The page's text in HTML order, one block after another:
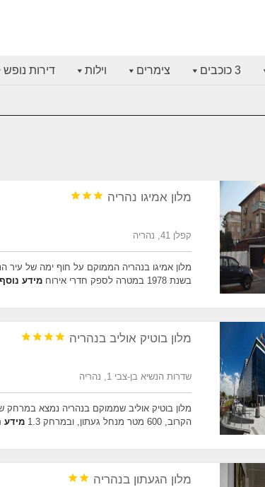
3 כוכבים צימרים וילות דירות נופש
מלון אמיגו נהריה 


קפלן 41, נהריה
מלון אמיגו בנהריה הממוקם על חוף ימה של עיר
בשנת 1978 במטרה לספק חדרי אירוח
מידע נוסף
מלון בוטיק אוליב בנהריה 



שדרות הנשיא בן-צבי 1, נהריה
מלון בוטיק אוליב שממוקם בנהריה נמצא במרחק
הקרוב, 600 מטר מנחל געתון, ובמרחק 1.3
מידע
מלון הגעתון בנהריה 
